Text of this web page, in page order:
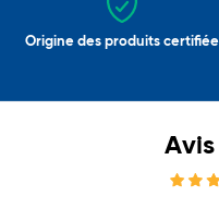
Origine des produits certifiée